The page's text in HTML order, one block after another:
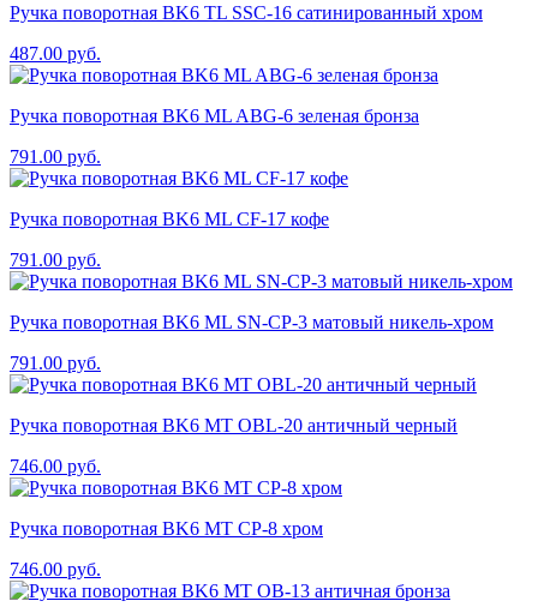
Ручка поворотная BK6 TL SSC-16 сатинированный хром
487.00 руб.
Ручка поворотная BK6 ML ABG-6 зеленая бронза
791.00 руб.
Ручка поворотная BK6 ML CF-17 кофе
791.00 руб.
Ручка поворотная BK6 ML SN-CP-3 матовый никель-хром
791.00 руб.
Ручка поворотная BK6 MT OBL-20 античный черный
746.00 руб.
Ручка поворотная BK6 MT CP-8 хром
746.00 руб.